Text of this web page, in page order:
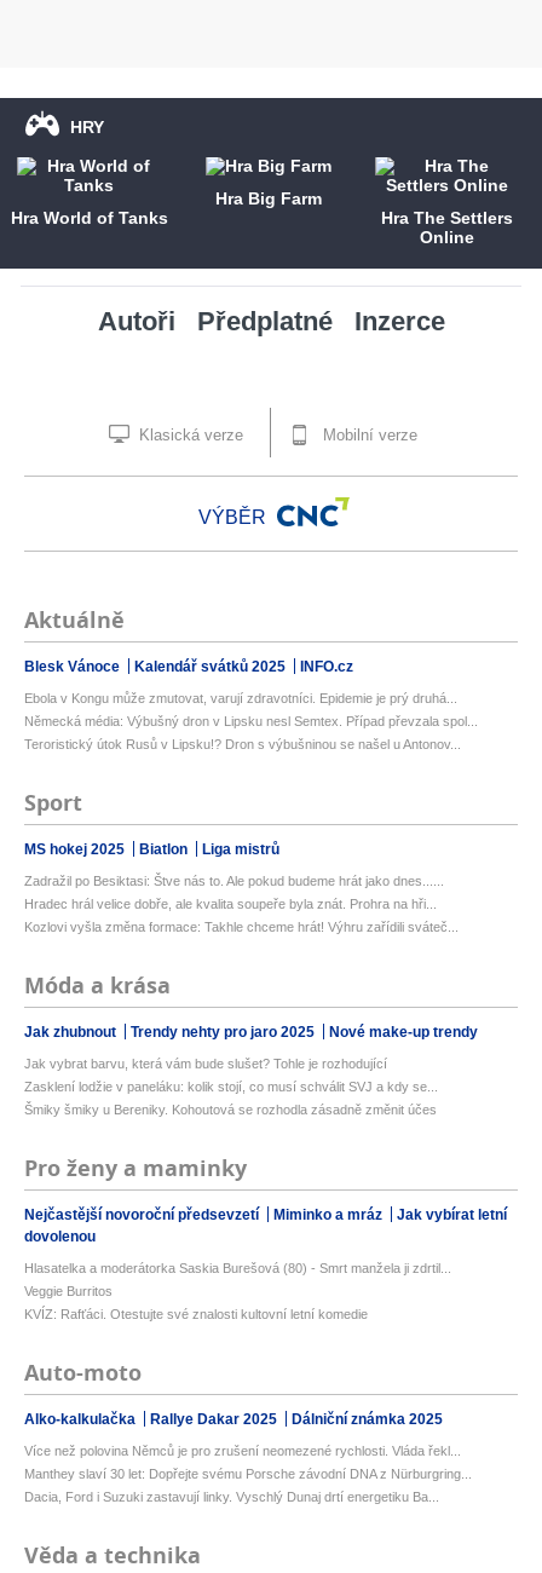
HRY
Hra World of Tanks
Hra Big Farm
Hra The Settlers
Online
Autoři Předplatné Inzerce
Klasická verze Mobilní verze
VÝBĚR
Aktuálně
Blesk Vánoce Kalendář svátků 2025 INFO.cz
Ebola v Kongu může zmutovat, varují zdravotníci. Epidemie je prý druhá...
Německá média: Výbušný dron v Lipsku nesl Semtex. Případ převzala spol...
Teroristický útok Rusů v Lipsku!? Dron s výbušninou se našel u Antonov...
Sport
MS hokej 2025 Biatlon Liga mistrů
Zadražil po Besiktasi: Štve nás to. Ale pokud budeme hrát jako dnes......
Hradec hrál velice dobře, ale kvalita soupeře byla znát. Prohra na hři...
Kozlovi vyšla změna formace: Takhle chceme hrát! Výhru zařídili sváteč...
Móda a krása
Jak zhubnout Trendy nehty pro jaro 2025 Nové make-up trendy
Jak vybrat barvu, která vám bude slušet? Tohle je rozhodující
Zasklení lodžie v paneláku: kolik stojí, co musí schválit SVJ a kdy se...
Šmiky šmiky u Bereniky. Kohoutová se rozhodla zásadně změnit účes
Pro ženy a maminky
Nejčastější novoroční předsevzetí Miminko a mráz
Jak vybírat letní
dovolenou
Hlasatelka a moderátorka Saskia Burešová (80) - Smrt manžela ji zdrtil...
Veggie Burritos
KVÍZ: Rafťáci. Otestujte své znalosti kultovní letní komedie
Auto-moto
Alko-kalkulačka Rallye Dakar 2025 Dálniční známka 2025
Více než polovina Němců je pro zrušení neomezené rychlosti. Vláda řekl...
Manthey slaví 30 let: Dopřejte svému Porsche závodní DNA z Nürburgring...
Dacia, Ford i Suzuki zastavují linky. Vyschlý Dunaj drtí energetiku Ba...
Věda a technika